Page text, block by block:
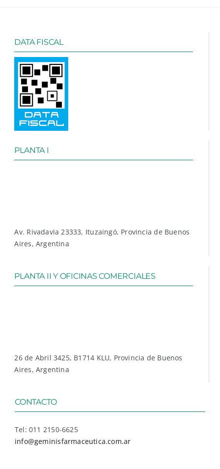
DATA FISCAL
PLANTA I
Av. Rivadavia 23333, Ituzaingó, Provincia de Buenos
Aires, Argentina
PLANTA II Y OFICINAS COMERCIALES
26 de Abril 3425, B1714 KLU, Provincia de Buenos
Aires, Argentina
CONTACTO
Tel: 011 2150-6625
info@geminisfarmaceutica.com.ar